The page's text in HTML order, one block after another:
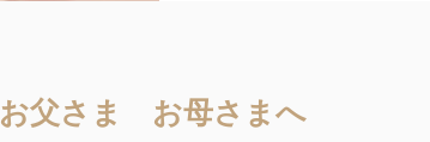
​お父さま お母さまへ